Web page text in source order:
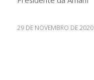
29 DE NOVEMBRO DE 2020